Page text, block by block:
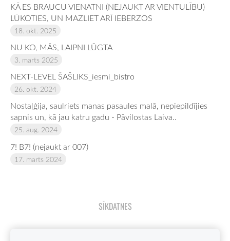
KĀ ES BRAUCU VIENATNI (NEJAUKT AR VIENTULĪBU)
LŪKOTIES, UN MAZLIET ARĪ IEBERZOS
18. okt. 2025
NU KO, MĀS, LAIPNI LŪGTA
3. marts 2025
NEXT-LEVEL ŠAŠLIKS_iesmi_bistro
26. okt. 2024
Nostaļģija, saulriets manas pasaules malā, nepiepildījies
sapnis un, kā jau katru gadu - Pāvilostas Laiva..
25. aug. 2024
7! B7! (nejaukt ar 007)
17. marts 2024
SĪKDATNES